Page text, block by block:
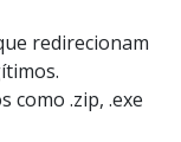
redirecionam
como .zip, .exe